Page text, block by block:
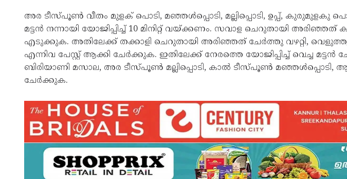
അര ടീസ്പൂണ്‍ വീതം മുളക് പൊടി, മഞ്ഞള്‍പ്പൊടി, മല്ലിപ്പൊടി, ഉപ്പ്, കുരുമുളകു
മട്ടന്‍ നന്നായി യോജിപ്പിച്ച് 10 മിനിറ്റ് വയ്ക്കണം. സവാള ചെറുതായി അരിഞ്ഞത്
എടുക്കുക. അതിലേക്ക് തക്കാളി ചെറുതായി അരിഞ്ഞത് ചേര്‍ത്തു വഴറ്റി,
എന്നിവ പേസ്റ്റ് ആക്കി ചേര്‍ക്കുക. ഇതിലേക്ക് നേരത്തെ യോജിപ്പിച്ച് വെച്ച
ബിരിയാണി മസാല, അര ടീസ്പൂണ്‍ മല്ലിപ്പൊടി, കാൽ ടീസ്പൂണ്‍ മഞ്ഞള്‍പ്പൊടി,
ചേര്‍ക്കുക.